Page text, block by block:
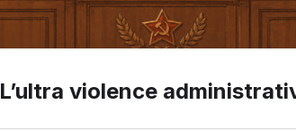
L’ultra violence